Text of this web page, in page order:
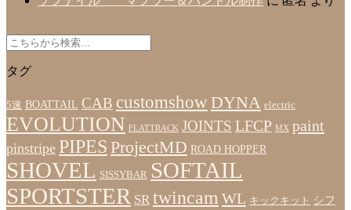
タグ
5速 BOATTAIL CAB customshow DYNA electric
EVOLUTION FLATTRACK JOINTS LFCP MX paint
pinstripe PIPES ProjectMD ROAD HOPPER
SHOVEL SISSYBAR SOFTAIL
SPORTSTER SR twincam WL キックキット シフ